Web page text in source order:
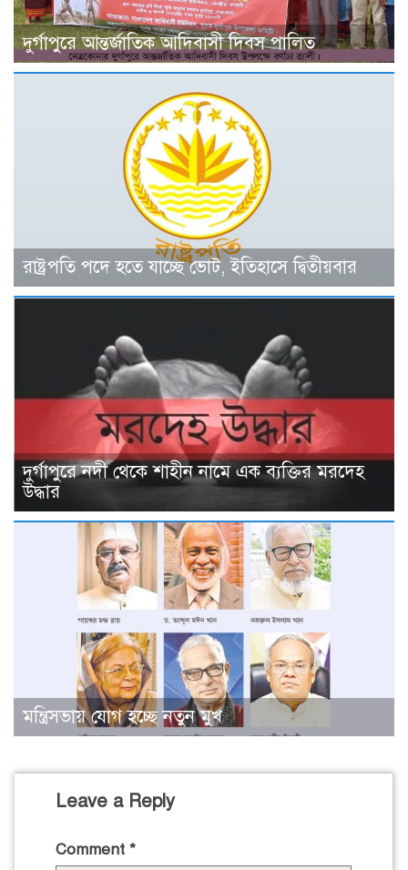
দুর্গাপুরে আন্তর্জাতিক আদিবাসী দিবস পালিত
রাষ্ট্রপতি পদে হতে যাচ্ছে ভোট, ইতিহাসে দ্বিতীয়বার
দুর্গাপুরে নদী থেকে শাহীন নামে এক ব্যক্তির মরদেহ
উদ্ধার
মন্ত্রিসভায় যোগ হচ্ছে নতুন মুখ
Leave a Reply
Comment *